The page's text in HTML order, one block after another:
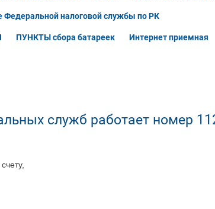
Федеральной налоговой службы по РК
ПУНКТЫ сбора батареек Интернет приемная
служб работает номер